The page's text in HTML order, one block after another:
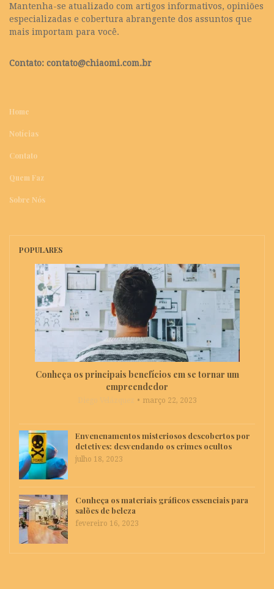
Mantenha-se atualizado com artigos informativos, opiniões
especializadas e cobertura abrangente dos assuntos que
mais importam para você.
Contato: contato@chiaomi.com.br
Home
Notícias
Contato
Quem Faz
Sobre Nós
POPULARES
Conheça os principais benefícios em se tornar um
empreendedor
março 22, 2023
Envenenamentos misteriosos descobertos por
detetives: desvendando os crimes ocultos
julho 18, 2023
Conheça os materiais gráficos essenciais para
salões de beleza
fevereiro 16, 2023